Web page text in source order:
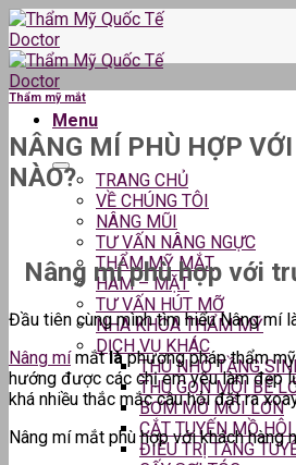
Skip
to
content
Menu
TRANG CHỦ
VỀ CHÚNG TÔI
NÂNG MŨI
TƯ VẤN NÂNG NGỰC
THẨM MỸ MẮT
HÀM – MẶT
TƯ VẤN HÚT MỠ
NHA KHOA THẨM MỸ
DỊCH VỤ KHÁC
THU NHỎ TẦNG
THU GỌN MÔI BÉ
BƠM MỠ MÔI LỚN
CẮT TUYẾN MỒ
ĐIỀU TRỊ TĂNG
Thẩm mỹ mắt
NÂNG MÍ PHÙ HỢP
NÀO?
Nâng mí phù hợp với
Đầu tiên cùng mình tìm hiểu Nâng mí
Nâng mímắtlàphương pháp thẩm
hướng được các chị em yêu làm đẹp
khá nhiều thắc mắc câu hỏi đặt ra
Nâng mí mắt phù hợp với khách hàng